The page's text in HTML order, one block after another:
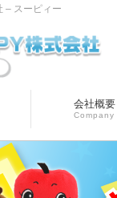
– スーピィー
会社概要
Company